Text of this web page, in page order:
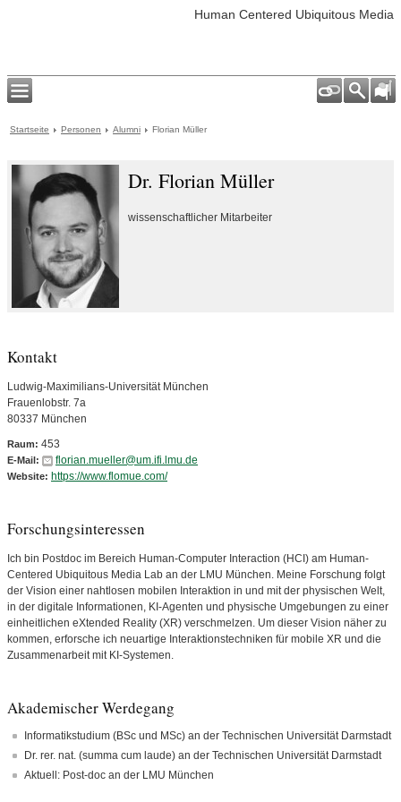
Human Centered Ubiquitous Media
Startseite Personen Alumni Florian Müller
Dr. Florian Müller
wissenschaftlicher Mitarbeiter
Kontakt
Ludwig-Maximilians-Universität München
Frauenlobstr. 7a
80337 München
Raum: 453
E-Mail: florian.mueller@um.ifi.lmu.de
Website: https://www.flomue.com/
Forschungsinteressen
Ich bin Postdoc im Bereich Human-Computer Interaction (HCI) am Human-
Centered Ubiquitous Media Lab an der LMU München. Meine Forschung folgt
der Vision einer nahtlosen mobilen Interaktion in und mit der physischen Welt,
in der digitale Informationen, KI-Agenten und physische Umgebungen zu einer
einheitlichen eXtended Reality (XR) verschmelzen. Um dieser Vision näher zu
kommen, erforsche ich neuartige Interaktionstechniken für mobile XR und die
Zusammenarbeit mit KI-Systemen.
Akademischer Werdegang
Informatikstudium (BSc und MSc) an der Technischen Universität Darmstadt
Dr. rer. nat. (summa cum laude) an der Technischen Universität Darmstadt
Aktuell: Post-doc an der LMU München